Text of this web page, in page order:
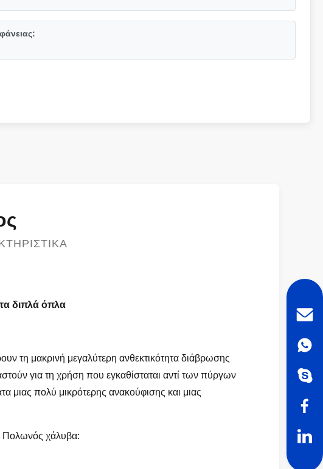
διπλά όπλα
τη μακρινή μεγαλύτερη ανθεκτικότητα διάβρωσης
για τη χρήση που εγκαθίσταται αντί των πύργων
μιας πολύ μικρότερης ανακούφισης και μιας
Πολωνός χάλυβα: